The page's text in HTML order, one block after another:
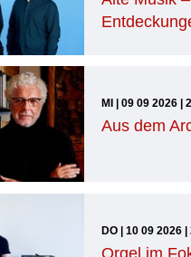
MI | 09 09 2026 |
Aus dem
DO | 10 09 2026
Orgel im